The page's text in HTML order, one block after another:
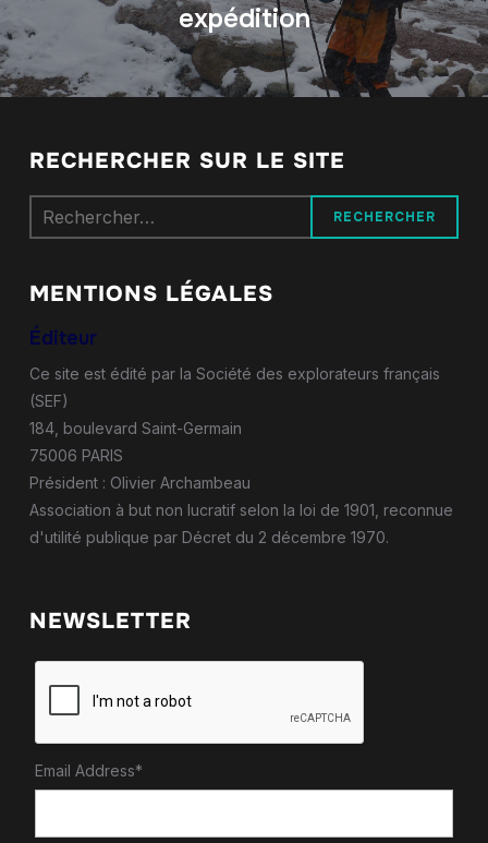
expédition
RECHERCHER SUR LE SITE
Rechercher :
MENTIONS LÉGALES
Éditeur
Ce site est édité par la Société des explorateurs français
(SEF)
184, boulevard Saint-Germain
75006 PARIS
Président : Olivier Archambeau
Association à but non lucratif selon la loi de 1901, reconnue
d'utilité publique par Décret du 2 décembre 1970.
NEWSLETTER
Email Address*